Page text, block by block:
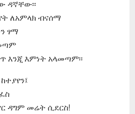
ዳኛቸው፡፡
ለአምላክ ብናሰማ
ፃማ
እንጂ እምነት አላመጣም፡፡
ዳግም መሬት ሲደርስ!